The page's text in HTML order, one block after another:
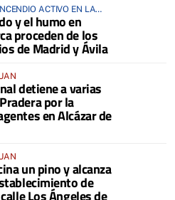
ACTIVO EN LA
y el humo en
proceden de los
de Madrid y Ávila
detiene a varias
por la
en Alcázar de
un pino y alcanza
de
Los Ángeles de